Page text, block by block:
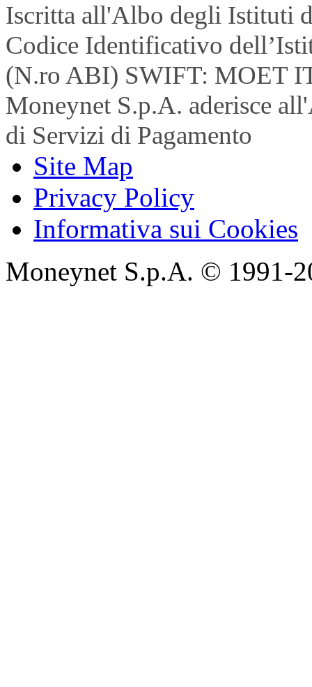
Iscritta all'Albo degli Istituti
Codice Identificativo
(N.ro ABI) SWIFT: MOET
Moneynet S.p.A. aderisce
di Servizi di Pagamento
Site Map
Privacy Policy
Informativa sui Cookies
Moneynet S.p.A. © 1991-